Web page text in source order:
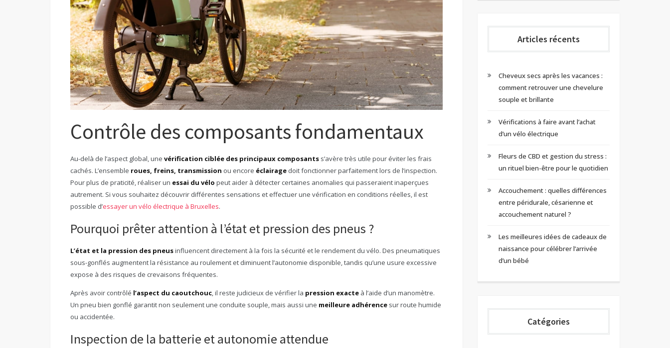
Contrôle des composants fondamentaux
Au-delà de l’aspect global, une vérification ciblée des principaux composantss’avère très utile pour éviter les frais
cachés. L’ensemble roues, freins, transmission ou encore éclairagedoit fonctionner parfaitement lors de l’inspection.
Pour plus de praticité, réaliser un essai du vélo peut aider à détecter certaines anomalies qui passeraient inaperçues
autrement. Si vous souhaitez découvrir différentes sensations et effectuer une vérification en conditions réelles, il est
possible d’essayer un vélo électrique à Bruxelles.
Pourquoi prêter attention à l’état et pression des pneus ?
L’état et la pression des pneusinfluencent directement à la fois la sécurité et le rendement du vélo. Des pneumatiques
sous-gonflés augmentent la résistance au roulement et diminuent l’autonomie disponible, tandis qu’une usure excessive
expose à des risques de crevaisons fréquentes.
Après avoir contrôlé l’aspect du caoutchouc, il reste judicieux de vérifier la pression exacteà l’aide d’un manomètre.
Un pneu bien gonflé garantit non seulement une conduite souple, mais aussi une meilleure adhérencesur route humide
ou accidentée.
Inspection de la batterie et autonomie attendue
Articles récents
Cheveux secs après les vacances :
comment retrouver une chevelure
souple et brillante
Vérifications à faire avant l’achat
d’un vélo électrique
Fleurs de CBD et gestion du stress :
un rituel bien-être pour le quotidien
Accouchement : quelles différences
entre péridurale, césarienne et
accouchement naturel ?
Les meilleures idées de cadeaux de
naissance pour célébrer l’arrivée
d’un bébé
Catégories